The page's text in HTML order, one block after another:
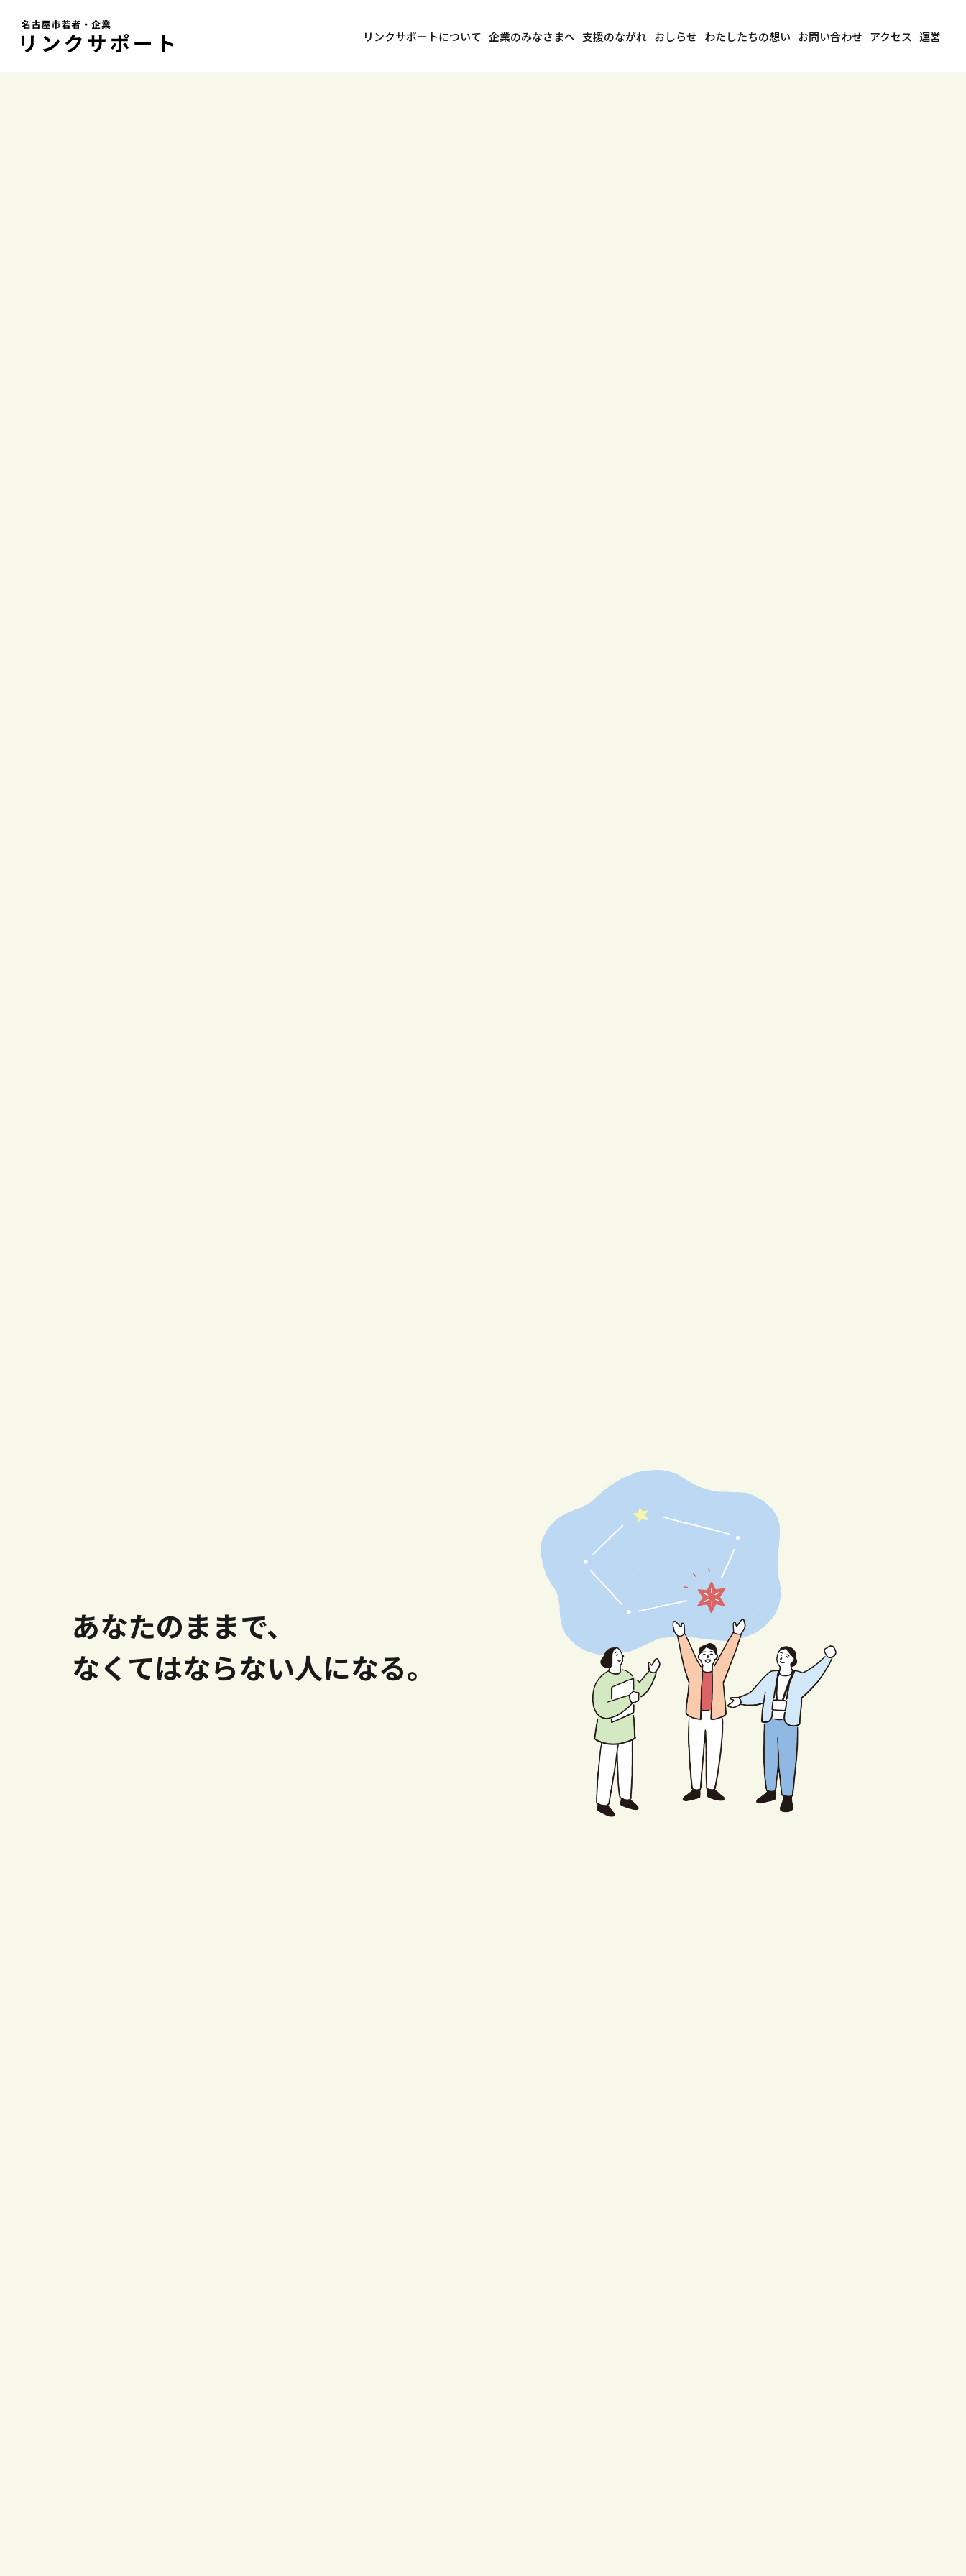
リンクサポートについて 企業のみなさまへ 支援のながれ おしらせ わたしたちの想い お問い合わせ アクセス 運営
あなたのままで、
なくてはならない人になる。